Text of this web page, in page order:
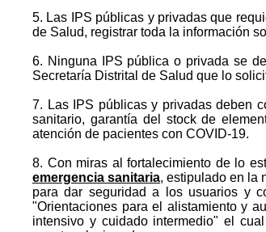
5. Las IPS públicas y privadas que
de Salud, registrar toda la información
6. Ninguna IPS pública o privada se
Secretaría Distrital de Salud que lo
7. Las IPS públicas y privadas deben
sanitario, garantía del stock de
atención de pacientes con COVID-19.
8. Con miras al fortalecimiento de lo
emergencia sanitaria, estipulado en la
para dar seguridad a los usuarios y
"Orientaciones para el alistamiento y
intensivo y cuidado intermedio" el